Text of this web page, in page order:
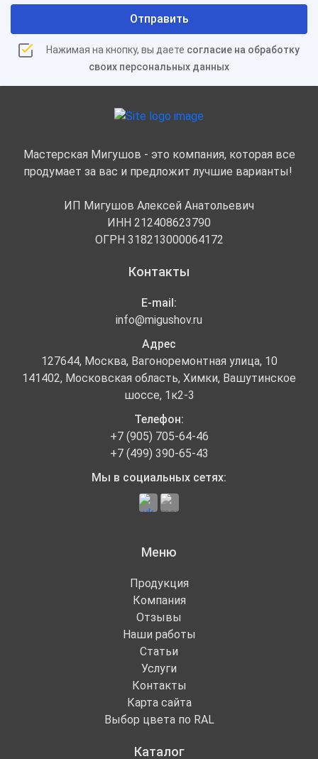
Отправить
Нажимая на кнопку, вы даете согласие на обработку
своих персональных данных
Мастерская Мигушов - это компания, которая все
продумает за вас и предложит лучшие варианты!
ИП Мигушов Алексей Анатольевич
ИНН 212408623790
ОГРН 318213000064172
Меню
Продукция
Компания
Отзывы
Наши работы
Статьи
Услуги
Контакты
Карта сайта
Выбор цвета по RAL
Контакты
E-mail:
info@migushov.ru
Адрес
127644, Москва, Вагоноремонтная улица, 10
141402, Московская область, Химки, Вашутинское
шоссе, 1к2-3
Телефон:
+7 (905) 705-64-46
+7 (499) 390-65-43
Мы в социальных сетях:
Каталог